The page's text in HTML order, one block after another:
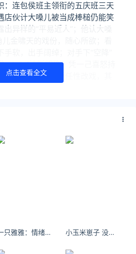
：连包侯班主领衔的五庆班三天
店伙计大嗓儿被当成棒槌仍能笑
，brief清晰明确；凭一己喜怒持
霸王不能死”就要任性改戏，其
人胆寒，但看见戏台之上西楚
谱化反派的扁平框架。如陈佩
七八年前佩斯老师找我演话剧里
过；电影版再找我，我觉得和
点击查看全文
一只雅雅：情绪总会一瞬间涌上来，让你措手不及。 小玉米崽子 没有人陪你走一辈子，所以你要适应孤独